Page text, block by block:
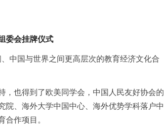
委会挂牌仪式
中国与世界之间更高层次的教育经济文化合
，也得到了欧美同学会，中国人民友好协会的
院、海外大学中国中心、海外优势学科落户中
合作项目。